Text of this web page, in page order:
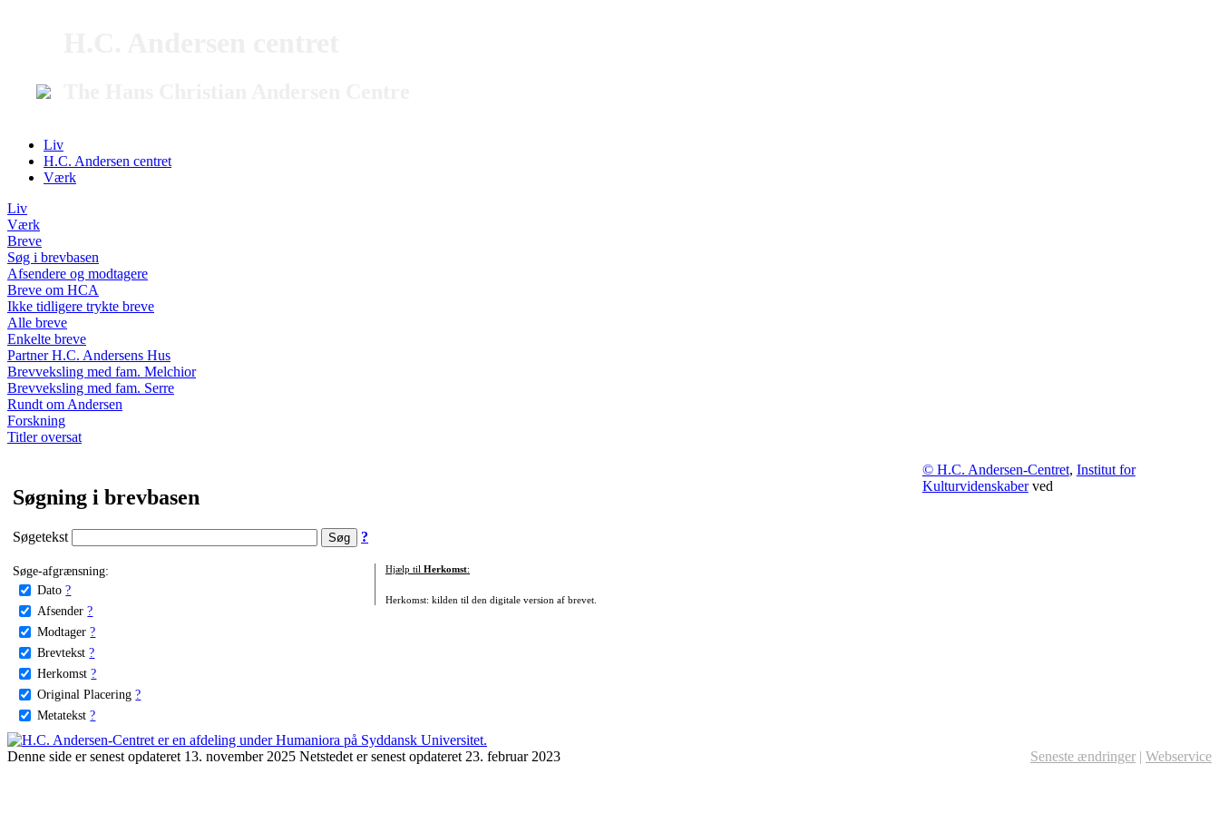
Liv
H.C. Andersen centret
Værk
Liv
Værk
Breve
Søg i brevbasen
Afsendere og modtagere
Breve om HCA
Ikke tidligere trykte breve
Alle breve
Enkelte breve
Partner H.C. Andersens Hus
Brevveksling med fam. Melchior
Brevveksling med fam. Serre
Rundt om Andersen
Forskning
Titler oversat
Søgning i brevbasen
Søgetekst ?
Søge-afgrænsning:
Dato ?
Afsender ?
Modtager ?
Brevtekst ?
Herkomst ?
Original Placering ?
Metatekst ?
Hjælp til Herkomst:
Herkomst: kilden til den digitale version af brevet.
© H.C. Andersen-Centret, Institut for
Kulturvidenskaberved
Denne side er senest opdateret 13. november 2025 Netstedet er senest opdateret 23. februar 2023 Seneste ændringer | Webservice